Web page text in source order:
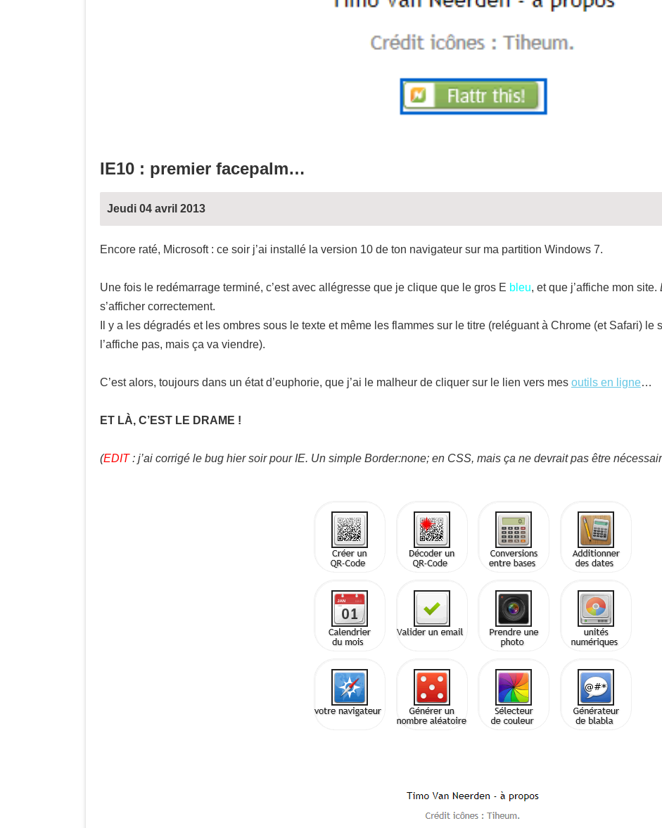
IE10 : premier facepalm…
Jeudi 04 avril 2013
Encore raté, Microsoft : ce soir j’ai installé la version 10 de ton navigateur sur ma partition Windows 7.
Une fois le redémarrage terminé, c’est avec allégresse que je clique que le gros E bleu, et que j’affiche mon site.
s’afficher correctement.
Il y a les dégradés et les ombres sous le texte et même les flammes sur le titre (reléguant à Chrome (et Safari) le
l’affiche pas, mais ça va viendre).
C’est alors, toujours dans un état d’euphorie, que j’ai le malheur de cliquer sur le lien vers mes outils en ligne…
ET LÀ, C’EST LE DRAME !
(EDIT: j’ai corrigé le bug hier soir pour IE. Un simple Border:none; en CSS, mais ça ne devrait pas être